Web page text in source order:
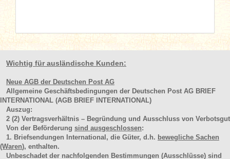
Wichtig für ausländische Kunden:
Neue AGB der Deutschen Post AG
Allgemeine Geschäftsbedingungen der Deutschen Post AG BRIEF
INTERNATIONAL (AGB BRIEF INTERNATIONAL)
Auszug:
2 (2) Vertragsverhältnis – Begründung und Ausschluss von Verbotsgut
Von der Beförderung sind ausgeschlossen:
1. Briefsendungen International, die Güter, d.h. bewegliche Sachen
(Waren), enthalten.
Unbeschadet der nachfolgenden Bestimmungen (Ausschlüsse) sind